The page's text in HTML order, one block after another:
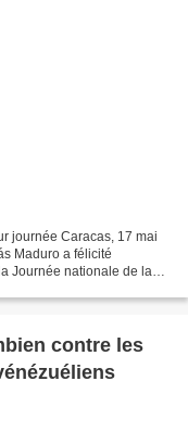
journée Caracas, 17 mai
Maduro a félicité
Journée nationale de la
contre les